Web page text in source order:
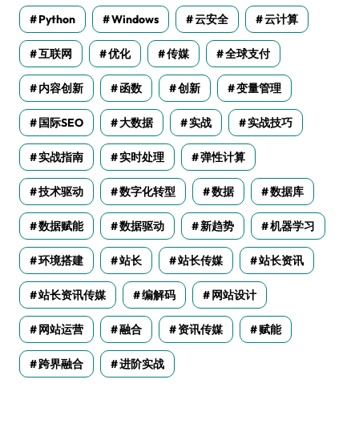
Python Windows 云安全 云计算
互联网 优化 传媒 全球支付
内容创新 函数 创新 变量管理
国际SEO 大数据 实战 实战技巧
实战指南 实时处理 弹性计算
技术驱动 数字化转型 数据 数据库
数据赋能 数据驱动 新趋势 机器学习
环境搭建 站长 站长传媒 站长资讯
站长资讯传媒 编解码 网站设计
网站运营 融合 资讯传媒 赋能
跨界融合 进阶实战